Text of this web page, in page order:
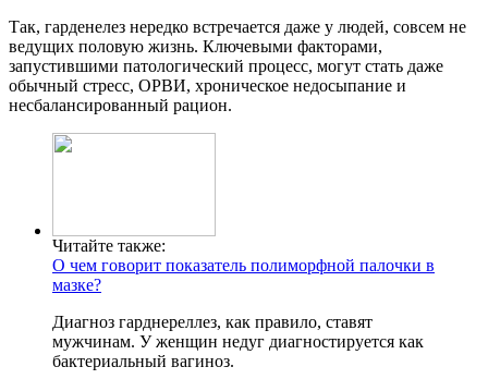
Так, гарденелез нередко встречается даже у людей, совсем не
ведущих половую жизнь. Ключевыми факторами,
запустившими патологический процесс, могут стать даже
обычный стресс, ОРВИ, хроническое недосыпание и
несбалансированный рацион.
Читайте также:
О чем говорит показатель полиморфной палочки в
мазке?
Диагноз гарднереллез, как правило, ставят
мужчинам. У женщин недуг диагностируется как
бактериальный вагиноз.